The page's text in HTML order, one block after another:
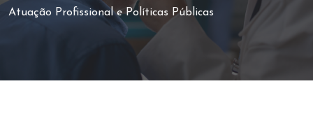
Atuação Profissional e Políticas Públicas